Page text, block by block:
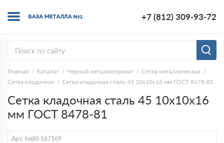
+7 (812) 309-93-72
Главная Каталог Черный металлопрокат
Сетка металлическая
Сетка кладочная
Сетка кладочная сталь 45 10х10х16 мм ГОСТ 8478-81
Сетка кладочная сталь 45 10х10х16
мм ГОСТ 8478-81
Арт. SetKl-167169